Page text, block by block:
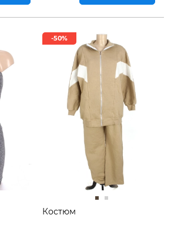
-50%
Костюм